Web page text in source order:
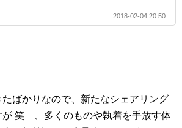
2018-02-04 20:50
ばかりなので、新たなシェアリング
が 笑 、多くのものや執着を手放す体